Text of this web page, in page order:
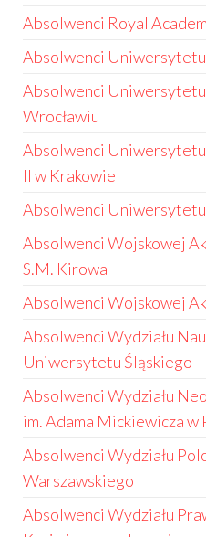
Absolwenci Royal
Absolwenci
Absolwenci
Wrocławiu
Absolwenci Uniwersytetu
II w Krakowie
Absolwenci
Absolwenci Wojskowej
S.M. Kirowa
Absolwenci Wojskowej
Absolwenci Wydziału
Uniwersytetu Śląskiego
Absolwenci Wydziału
im. Adama Mickiewicza w
Absolwenci Wydziału
Warszawskiego
Absolwenci Wydziału